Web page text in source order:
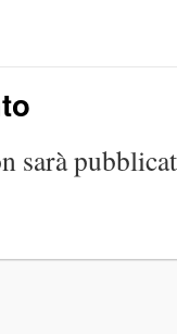
sarà